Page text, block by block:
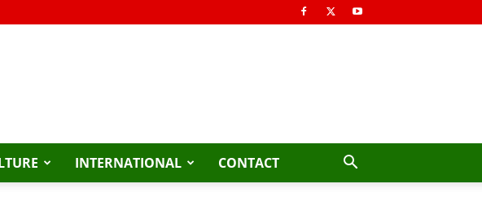
INTERNATIONAL CONTACT